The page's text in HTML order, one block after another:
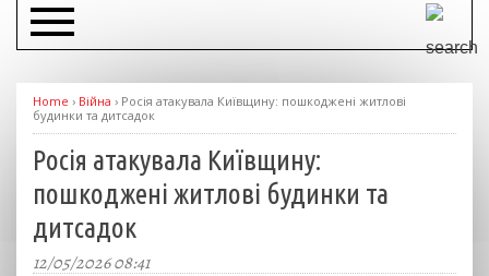
Home › Війна › Росія атакувала Київщину: пошкоджені житлові
будинки та дитсадок
Росія атакувала Київщину:
пошкоджені житлові будинки та
дитсадок
12/05/2026 08:41